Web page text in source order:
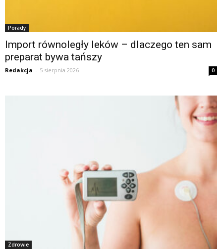
Porady
Import równoległy leków – dlaczego ten sam
preparat bywa tańszy
Redakcja - 5 sierpnia 2026 0
Zdrowie